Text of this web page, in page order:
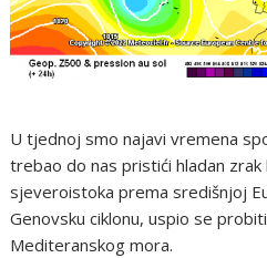
U tjednoj smo najavi vremena
trebao do nas pristići hladan
sjeveroistoka prema središnjoj
Genovsku ciklonu, uspio se
Mediteranskog mora.